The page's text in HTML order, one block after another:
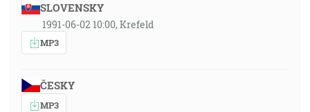
SLOVENSKY
1991-06-02 10:00, Krefeld
MP3
ČESKY
MP3